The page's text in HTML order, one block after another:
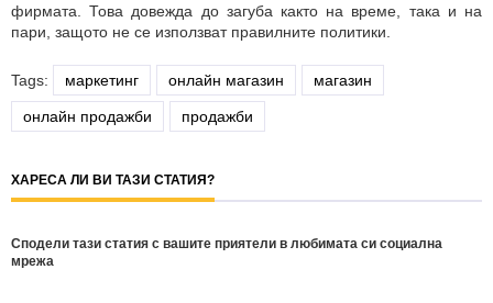
фирмата. Това довежда до загуба както на време, така и на
пари, защото не се използват правилните политики.
Tags: маркетинг онлайн магазин магазин
онлайн продажби продажби
ХАРЕСА ЛИ ВИ ТАЗИ СТАТИЯ?
Сподели тази статия с вашите приятели в любимата си социална
мрежа